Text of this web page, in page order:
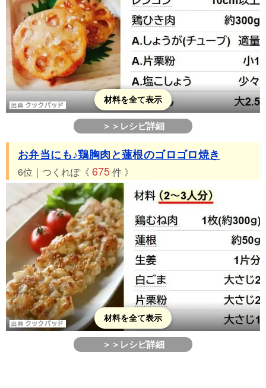
材料を全て表示
＞＞レシピ詳細
お弁当にも♪鶏胸肉と蓮根のゴロゴロ焼き
6位｜つくれぽ《 675件 》
材料を全て表示
＞＞レシピ詳細